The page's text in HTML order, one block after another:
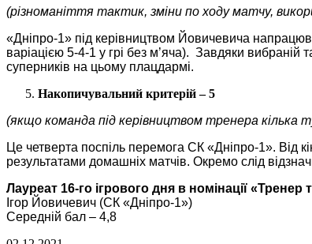
(різноманіття тактик, зміни по ходу матчу,
«Дніпро-1» під керівництвом Йовичевича
варіацією 5-4-1 у грі без м’яча). Завдяки вибраній
суперників на цьому плацдармі.
Накопичувальний критерій – 5
(якщо команда під керівництвом тренера кілька
Це четверта поспіль перемога СК «Дніпро-1». Від
результатами домашніх матчів. Окремо слід
Лауреат 16-го ігрового дня в номінації «Тренер
Ігор Йовичевич (СК «Дніпро-1»)
Середній бал – 4,8